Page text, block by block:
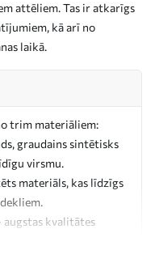
attēliem. Tas ir atkarīgs
kā arī no
laikā.
trim materiāliem:
graudains sintētisks
virsmu.
materiāls, kas līdzīgs
augstas kvalitātes